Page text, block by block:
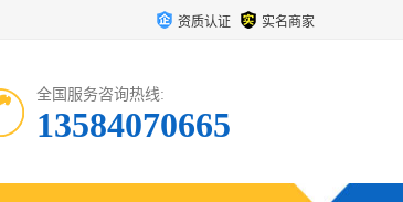
资质认证 实名商家
全国服务咨询热线:
13584070665